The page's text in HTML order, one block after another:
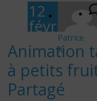
12
févr
ier
202
4
Patrice
R
-
Animation
à petits
Partagé